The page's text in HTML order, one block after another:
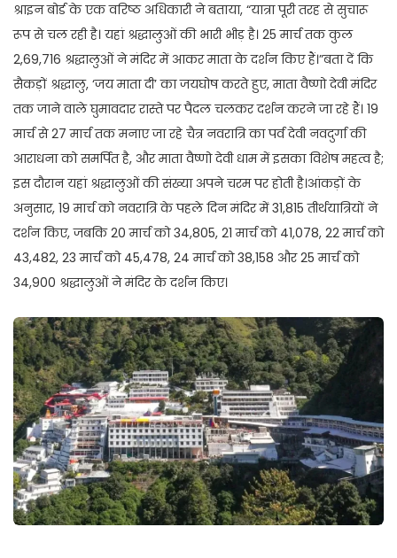
श्राइन बोर्ड के एक वरिष्ठ अधिकारी ने बताया, “यात्रा पूरी तरह से सुचारू
रूप से चल रही है। यहां श्रद्धालुओं की भारी भीड़ है। 25 मार्च तक कुल
2,69,716 श्रद्धालुओं ने मंदिर में आकर माता के दर्शन किए हैं।”बता दें कि
सैकड़ों श्रद्धालु, ‘जय माता दी’ का जयघोष करते हुए, माता वैष्णो देवी मंदिर
तक जाने वाले घुमावदार रास्ते पर पैदल चलकर दर्शन करने जा रहे हैं। 19
मार्च से 27 मार्च तक मनाए जा रहे चैत्र नवरात्रि का पर्व देवी नवदुर्गा की
आराधना को समर्पित है, और माता वैष्णो देवी धाम में इसका विशेष महत्व है;
इस दौरान यहां श्रद्धालुओं की संख्या अपने चरम पर होती है।आंकड़ों के
अनुसार, 19 मार्च को नवरात्रि के पहले दिन मंदिर में 31,815 तीर्थयात्रियों ने
दर्शन किए, जबकि 20 मार्च को 34,805, 21 मार्च को 41,078, 22 मार्च को
43,482, 23 मार्च को 45,478, 24 मार्च को 38,158 और 25 मार्च को
34,900 श्रद्धालुओं ने मंदिर के दर्शन किए।